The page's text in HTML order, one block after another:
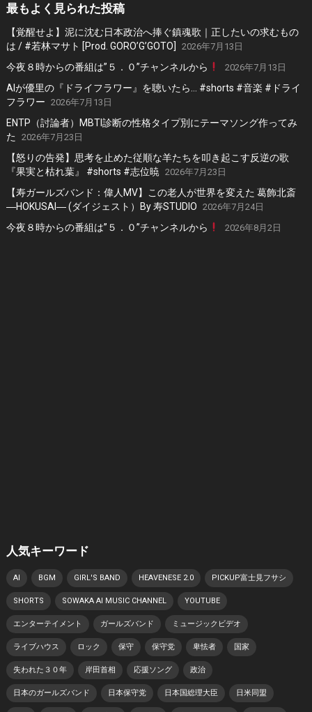
最もよく見られた投稿
【覚醒せよ】泥に沈む日本政治へ捧ぐ鎮魂歌｜正したいの求むもの
は / #若林マサト [Prod. GORO’G’GOTO]
2026年7月13日
今夜８時からの番組は”５．０”チャンネルから 2026年7月13日
AIが優里の『ドライフラワー』を聴いたら… #shorts #音楽 #ドライ
フラワー 2026年7月13日
ENTP（討論者）MBTI診断の性格タイプ別にテーマソング作ってみ
た
2026年7月23日
【怒りの告発】思考を止めた従順な羊たちを叩き起こす反逆の歌
『果実と枯れ葉』 #shorts #志位暁 2026年7月23日
【寿ガールズバンド：偉人MV】この老人が世界を変えた 葛飾北斎
―HOKUSAI― (ダイジェスト）By 寿STUDIO 2026年7月24日
今夜８時からの番組は”５．０”チャンネルから 2026年8月2日
人気キーワード
AI BGM GIRL'S BAND HEAVENESE 2.0 PICKUP富士見フサシ
SHORTS SOWAKA AI MUSIC CHANNEL YOUTUBE
エンターテイメント ガールズバンド ミュージックビデオ
ライブハウス ロック 保守 保守党 卑怯者 国家
失われた３０年 岸田首相 応援ソング 政治
日本のガールズバンド 日本保守党 日本国総理大臣 日米同盟